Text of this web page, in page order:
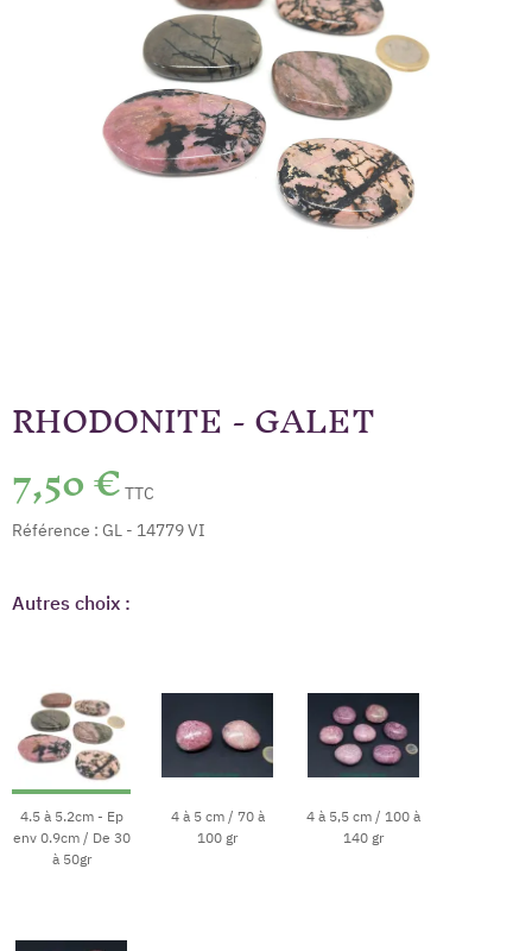
RHODONITE - GALET
7,50 € TTC
Référence : GL - 14779 VI
Autres choix :
4.5 à 5.2cm - Ep
env 0.9cm / De 30
à 50gr
4 à 5 cm / 70 à
100 gr
4 à 5,5 cm / 100 à
140 gr